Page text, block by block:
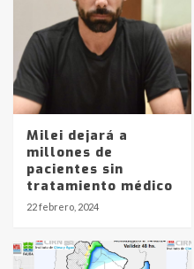
Milei dejará a
millones de
pacientes sin
tratamiento médico
22 febrero, 2024
Identidad
pampeanos
en la